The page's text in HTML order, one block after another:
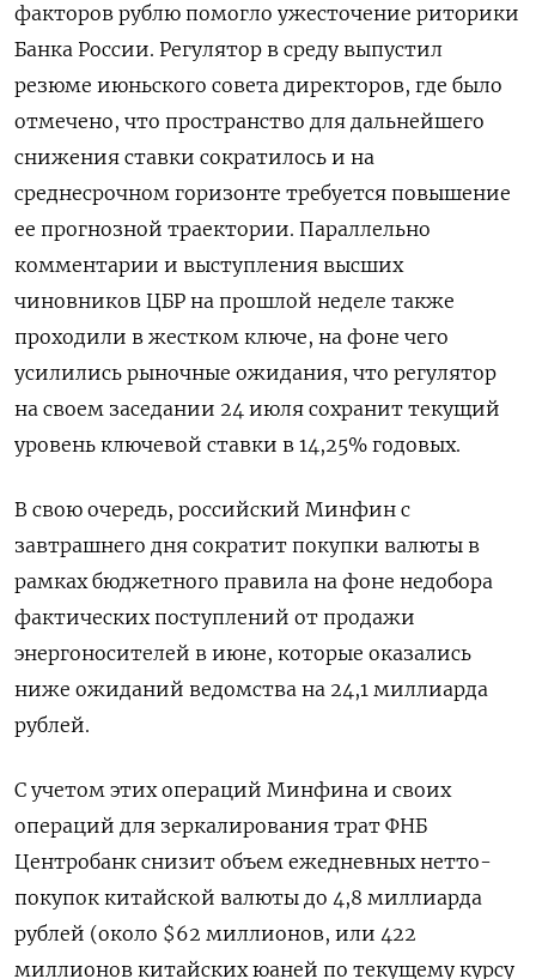
факторов рублю помогло ужесточение риторики
Банка России. Регулятор в среду выпустил ​
резюме июньского совета директоров, где было
отмечено, что пространство для дальнейшего
снижения ставки сократилось и на
среднесрочном горизонте требуется повышение
ее прогнозной траектории. Параллельно
комментарии и выступления высших
чиновников ЦБР на прошлой неделе также
проходили в жестком ключе, на фоне чего
усилились рыночные ожидания, что регулятор
на своем заседании 24 июля сохранит текущий
уровень ключевой ставки в 14,25% годовых.
В свою очередь, российский Минфин с
завтрашнего дня сократит покупки валюты в
рамках бюджетного правила на фоне недобора
фактических поступлений от продажи
энергоносителей в июне, которые оказались ​
ниже ожиданий ведомства на 24,1 миллиарда
рублей.
С ⁠учетом этих операций Минфина и своих
операций для зеркалирования трат ФНБ
Центробанк снизит объем ежедневных нетто-
покупок китайской валюты до 4,8 миллиарда
рублей (около $62 миллионов, или 422
миллионов ‌китайских юаней по текущему курсу